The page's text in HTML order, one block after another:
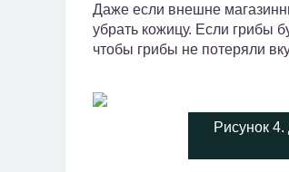
Даже если внешне
убрать кожицу. Если грибы
чтобы грибы не потеряли
Рисунок